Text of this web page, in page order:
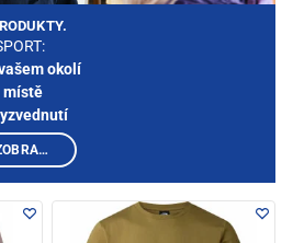
okolí
místě
VYBRAT PRODEJNU A ZOBRAZIT PRODUKTY